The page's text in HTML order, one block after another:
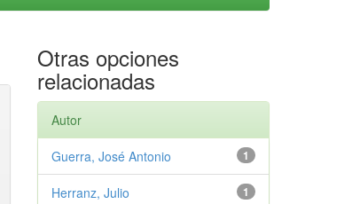
Otras opciones
relacionadas
Autor
1
Guerra, José Antonio
1
Herranz, Julio